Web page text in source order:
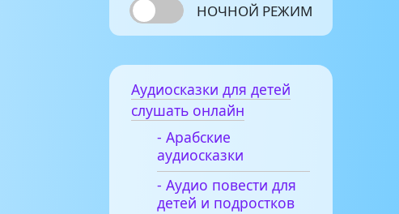
НОЧНОЙ РЕЖИМ
Аудиосказки для детей
слушать онлайн
- Арабские
аудиосказки
- Аудио повести для
детей и подростков